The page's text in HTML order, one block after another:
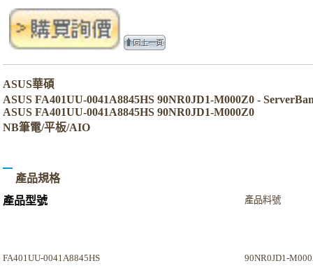
ASUS華碩
ASUS FA401UU-0041A8845HS 90NR0JD1-M000Z0 -
ASUS FA401UU-0041A8845HS 90NR0JD1-M000Z0
NB筆電/平板/AIO
產品規格
產品型號
產品料號
FA401UU-0041A8845HS 90NR0JD1-